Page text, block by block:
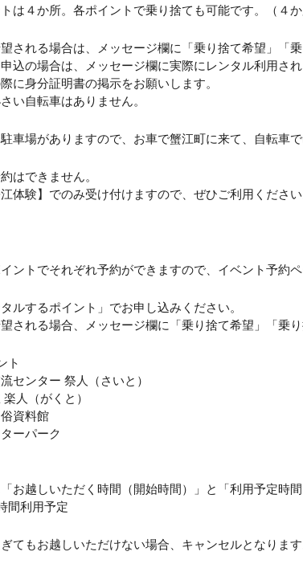
は４か所。各ポイントで乗り捨ても可能です。（４
される場合は、メッセージ欄に「乗り捨て希望」「
込の場合は、メッセージ欄に実際にレンタル利用さ
に身分証明書の掲示をお願いします。
い自転車はありません。
車場がありますので、お車で蟹江町に来て、自転車
はできません。
体験】でのみ受け付けますので、ぜひご利用ください
ントでそれぞれ予約ができますので、イベント予約
ルするポイント」でお申し込みください。
される場合、メッセージ欄に「乗り捨て希望」「乗り
ト
センター 祭人（さいと）
人（がくと）
資料館
ーパーク
お越しいただく時間（開始時間）」と「利用予定時
間利用予定
てもお越しいただけない場合、キャンセルとなりま